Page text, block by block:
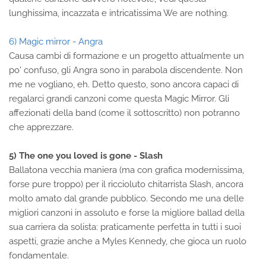
lunghissima, incazzata e intricatissima We are nothing.
6) Magic mirror - Angra
Causa cambi di formazione e un progetto attualmente un
po' confuso, gli Angra sono in parabola discendente. Non
me ne vogliano, eh. Detto questo, sono ancora capaci di
regalarci grandi canzoni come questa Magic Mirror. Gli
affezionati della band (come il sottoscritto) non potranno
che apprezzare.
5) The one you loved is gone - Slash
Ballatona vecchia maniera (ma con grafica modernissima,
forse pure troppo) per il riccioluto chitarrista Slash, ancora
molto amato dal grande pubblico. Secondo me una delle
migliori canzoni in assoluto e forse la migliore ballad della
sua carriera da solista: praticamente perfetta in tutti i suoi
aspetti, grazie anche a Myles Kennedy, che gioca un ruolo
fondamentale.